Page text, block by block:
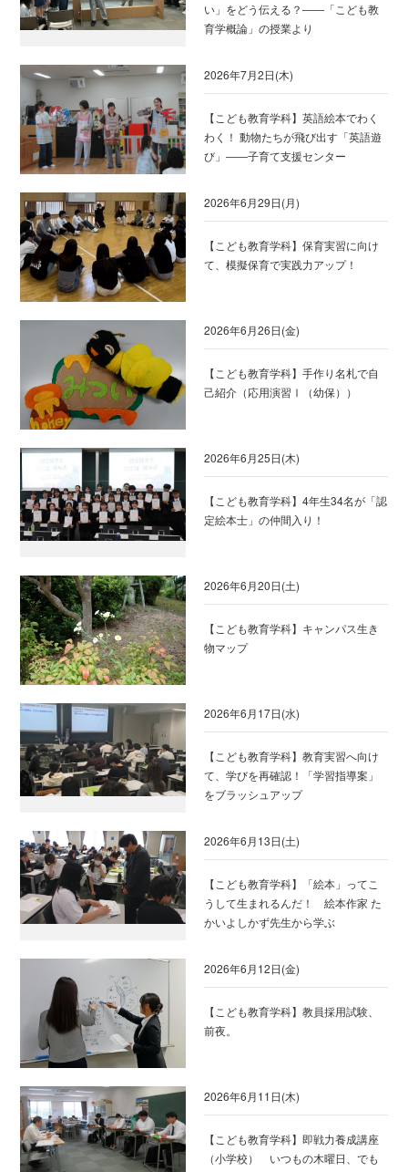
い」をどう伝える？――「こども教
育学概論」の授業より
2026年7月2日(木)
【こども教育学科】英語絵本でわく
わく！ 動物たちが飛び出す「英語遊
び」――子育て支援センター
2026年6月29日(月)
【こども教育学科】保育実習に向け
て、模擬保育で実践力アップ！
2026年6月26日(金)
【こども教育学科】手作り名札で自
己紹介（応用演習Ⅰ（幼保））
2026年6月25日(木)
【こども教育学科】4年生34名が「認
定絵本士」の仲間入り！
2026年6月20日(土)
【こども教育学科】キャンパス生き
物マップ
2026年6月17日(水)
【こども教育学科】教育実習へ向け
て、学びを再確認！「学習指導案」
をブラッシュアップ
2026年6月13日(土)
【こども教育学科】「絵本」ってこ
うして生まれるんだ！ 絵本作家 た
かいよしかず先生から学ぶ
2026年6月12日(金)
【こども教育学科】教員採用試験、
前夜。
2026年6月11日(木)
【こども教育学科】即戦力養成講座
（小学校） いつもの木曜日、でも